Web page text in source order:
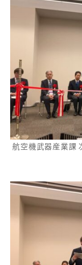
航空機武器産業課